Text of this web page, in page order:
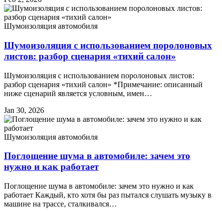
Шумоизоляция автомобиля
Шумоизоляция с использованием поролоновых
листов: разбор сценария «тихий салон»
Шумоизоляция с использованием поролоновых листов:
разбор сценария «тихий салон» *Примечание: описанный
ниже сценарий является условным, имен…
Jan 30, 2026
Шумоизоляция автомобиля
Поглощение шума в автомобиле: зачем это
нужно и как работает
Поглощение шума в автомобиле: зачем это нужно и как
работает Каждый, кто хотя бы раз пытался слушать музыку в
машине на трассе, сталкивался…